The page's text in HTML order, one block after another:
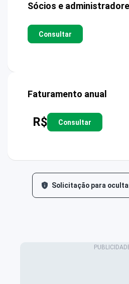
Sócios e
Consultar
Faturamento anual
R$ Consultar
Solicitação para